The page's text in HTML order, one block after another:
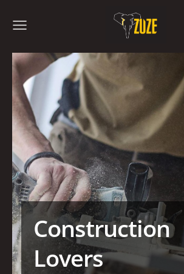
Construction
Lovers